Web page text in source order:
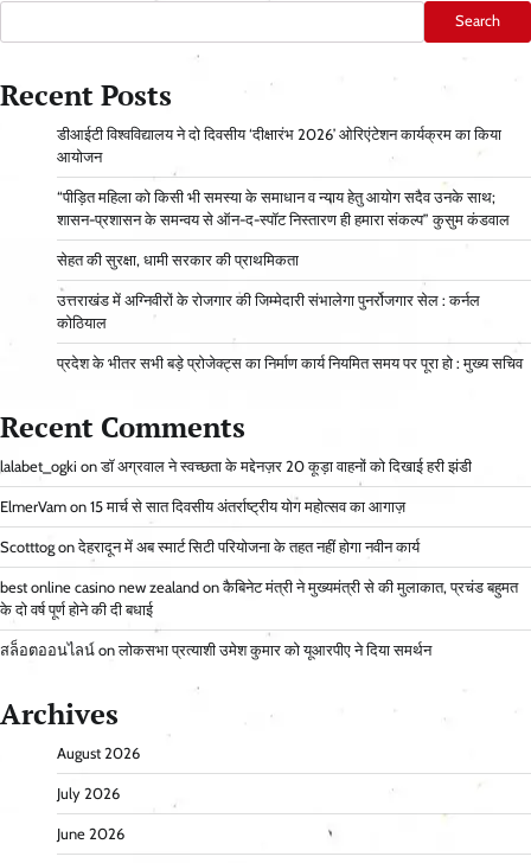
Search
Recent Posts
डीआईटी विश्वविद्यालय ने दो दिवसीय ‘दीक्षारंभ 2026’ ओरिएंटेशन कार्यक्रम का किया
आयोजन
“पीड़ित महिला को किसी भी समस्या के समाधान व न्याय हेतु आयोग सदैव उनके साथ;
शासन-प्रशासन के समन्वय से ऑन-द-स्पॉट निस्तारण ही हमारा संकल्प” कुसुम कंडवाल
सेहत की सुरक्षा, धामी सरकार की प्राथमिकता
उत्तराखंड में अग्निवीरों के रोजगार की जिम्मेदारी संभालेगा पुनर्रोजगार सेल : कर्नल
कोठियाल
प्रदेश के भीतर सभी बड़े प्रोजेक्ट्स का निर्माण कार्य नियमित समय पर पूरा हो : मुख्य सचिव
Recent Comments
lalabet_ogki onडॉ अग्रवाल ने स्वच्छता के मद्देनज़र 20 कूड़ा वाहनों को दिखाई हरी झंडी
ElmerVam on 15 मार्च से सात दिवसीय अंतर्राष्ट्रीय योग महोत्सव का आगाज़
Scotttog onदेहरादून में अब स्मार्ट सिटी परियोजना के तहत नहीं होगा नवीन कार्य
best online casino new zealand onकैबिनेट मंत्री ने मुख्यमंत्री से की मुलाकात, प्रचंड बहुमत
के दो वर्ष पूर्ण होने की दी बधाई
สล็อตออนไลน์ onलोकसभा प्रत्याशी उमेश कुमार को यूआरपीए ने दिया समर्थन
Archives
August 2026
July 2026
June 2026